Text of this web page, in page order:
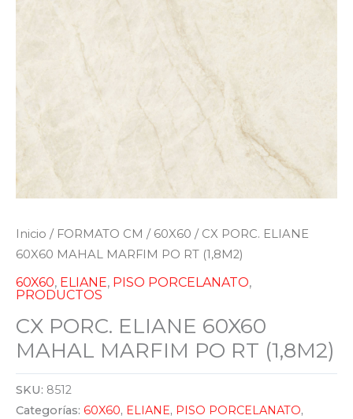
Inicio / FORMATO CM / 60X60 / CX PORC. ELIANE
60X60 MAHAL MARFIM PO RT (1,8M2)
60X60, ELIANE, PISO PORCELANATO,
PRODUCTOS
CX PORC. ELIANE 60X60
MAHAL MARFIM PO RT (1,8M2)
SKU: 8512
Categorías: 60X60, ELIANE, PISO PORCELANATO,